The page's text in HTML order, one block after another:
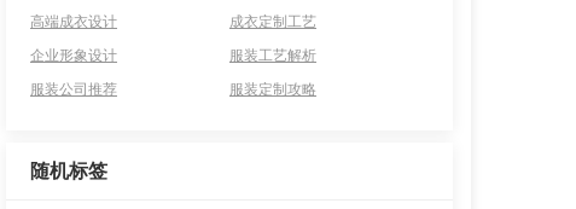
高端成衣设计
成衣定制工艺
企业形象设计
服装工艺解析
服装公司推荐
服装定制攻略
随机标签